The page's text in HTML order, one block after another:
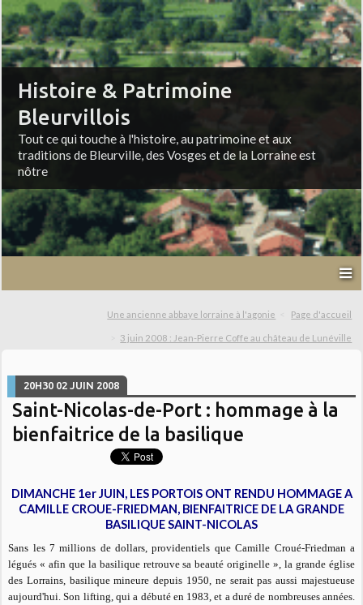
Histoire & Patrimoine
Bleurvillois
Tout ce qui touche à l'histoire, au patrimoine et aux
traditions de Bleurville, des Vosges et de la Lorraine est
nôtre
Une ancienne abbaye lorraine à l'agonie Page d'accueil
3 juin 2008 : Jean-Pierre Coffe au château de Lunéville
20H30 02 JUIN 2008
Saint-Nicolas-de-Port : hommage à la
bienfaitrice de la basilique
DIMANCHE 1er JUIN, LES PORTOIS ONT RENDU HOMMAGE A
CAMILLE CROUE-FRIEDMAN, BIENFAITRICE DE LA GRANDE
BASILIQUE SAINT-NICOLAS
Sans les 7 millions de dollars, providentiels que Camille Croué-Friedman a
légués« afin que la basilique retrouve sa beauté originelle », la grande église
des Lorrains, basilique mineure depuis 1950, ne serait pas aussi majestueuse
aujourd'hui. Son lifting, qui a débuté en 1983, et a duré de nombreuses années.